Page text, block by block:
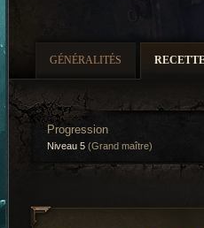
GÉNÉRALITÉS
Progression
Niveau 5 (Grand maître)